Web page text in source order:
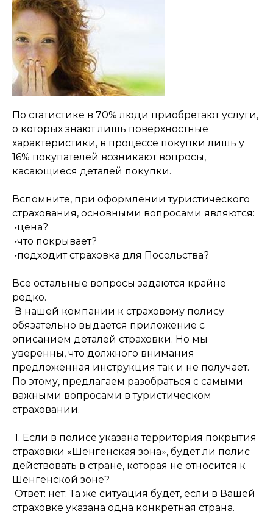
По статистике в 70% люди приобретают услуги,
о которых знают лишь поверхностные
характеристики, в процессе покупки лишь у
16% покупателей возникают вопросы,
касающиеся деталей покупки.
Вспомните, при оформлении туристического
страхования, основными вопросами являются:
•цена?
•что покрывает?
•подходит страховка для Посольства?
Все остальные вопросы задаются крайне
редко.
В нашей компании к страховому полису
обязательно выдается приложение с
описанием деталей страховки. Но мы
уверенны, что должного внимания
предложенная инструкция так и не получает.
По этому, предлагаем разобраться с самыми
важными вопросами в туристическом
страховании.
1. Если в полисе указана территория покрытия
страховки «Шенгенская зона», будет ли полис
действовать в стране, которая не относится к
Шенгенской зоне?
Ответ: нет. Та же ситуация будет, если в Вашей
страховке указана одна конкретная страна.